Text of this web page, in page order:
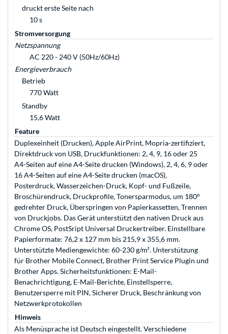
druckt erste Seite nach
10 s
Stromversorgung
Netzspannung
AC 220 - 240 V (50Hz/60Hz)
Energieverbrauch
Betrieb
770 Watt
Standby
15,6 Watt
Feature
Duplexeinheit (Drucken), Apple AirPrint, Mopria-zertifiziert,
Direktdruck von USB, Druckfunktionen: 2, 4, 9, 16 oder 25
A4-Seiten auf eine A4-Seite drucken (Windows), 2, 4, 6, 9 oder
16 A4-Seiten auf eine A4-Seite drucken (macOS),
Posterdruck, Wasserzeichen-Druck, Kopf- und Fußzeile,
Broschürendruck, Druckprofile, Tonersparmodus, um 180°
gedrehter Druck, Überspringen von Papierkassetten, Trennen
von Druckjobs. Das Gerät unterstützt den nativen Druck aus
Chrome OS, PostSript Universal Druckertreiber. Einstellbare
Papierformate: 76,2 x 127 mm bis 215,9 x 355,6 mm.
Unterstützte Mediengewichte: 60-230 g/m². Unterstützung
für Brother Mobile Connect, Brother Print Service Plugin und
Brother Apps. Sicherheitsfunktionen: E-Mail-
Benachrichtigung, E-Mail-Berichte, Einstellsperre,
Benutzersperre mit PIN, Sicherer Druck, Beschränkung von
Netzwerkprotokollen
Hinweis
Als Menüsprache ist Deutsch eingestellt. Verschiedene